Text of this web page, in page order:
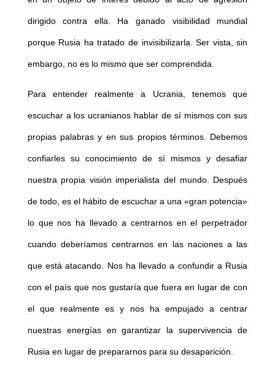
dirigido contra ella. Ha ganado visibilidad mundial
porque Rusia ha tratado de invisibilizarla. Ser vista, sin
embargo, no es lo mismo que ser comprendida.
Para entender realmente a Ucrania, tenemos que
escuchar a los ucranianos hablar de sí mismos con sus
propias palabras y en sus propios términos. Debemos
confiarles su conocimiento de sí mismos y desafiar
nuestra propia visión imperialista del mundo. Después
de todo, es el hábito de escuchar a una «gran potencia»
lo que nos ha llevado a centrarnos en el perpetrador
cuando deberíamos centrarnos en las naciones a las
que está atacando. Nos ha llevado a confundir a Rusia
con el país que nos gustaría que fuera en lugar de con
el que realmente es y nos ha empujado a centrar
nuestras energías en garantizar la supervivencia de
Rusia en lugar de prepararnos para su desaparición.